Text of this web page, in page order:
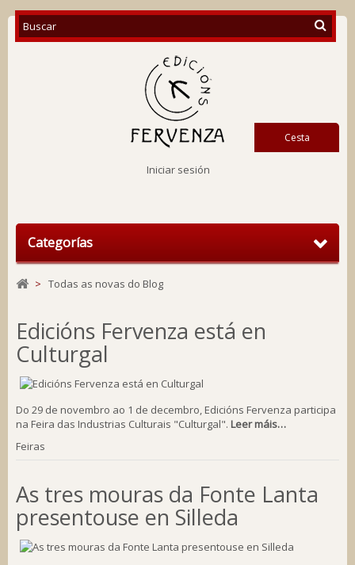
Cesta
Categorías
Iniciar sesión
> Todas as novas do Blog
Edicións Fervenza está en
Culturgal
Do 29 de novembro ao 1 de decembro, Edicións Fervenza participa
na Feira das Industrias Culturais "Culturgal". Leer máis…
Feiras
As tres mouras da Fonte Lanta
presentouse en Silleda